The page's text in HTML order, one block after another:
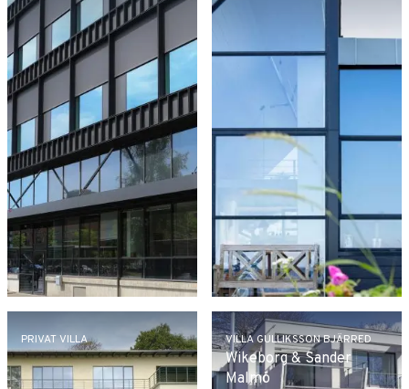
PRIVAT VILLA VILLA GULLIKSSON BJÄRRED
Wikeborg & Sander
Malmö